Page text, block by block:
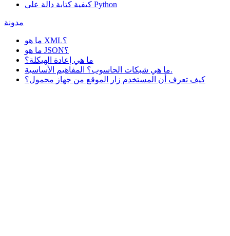
كيفية كتابة دالة على Python
مدونة
ما هو XML؟
ما هو JSON؟
ما هي إعادة الهيكلة؟
ما هي شبكات الحاسوب؟ المفاهيم الأساسية.
كيف تعرف أن المستخدم زار الموقع من جهاز محمول؟